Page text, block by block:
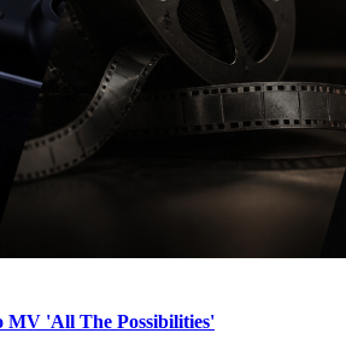
MV 'All The Possibilities'